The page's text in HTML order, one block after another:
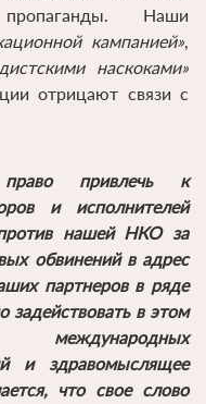
Наши
кампанией»,
наскоками»
отрицают связи с
привлечь к
и исполнителей
нашей НКО за
обвинений в адрес
партнеров в ряде
задействовать в этом
международных
и здравомыслящее
что свое слово